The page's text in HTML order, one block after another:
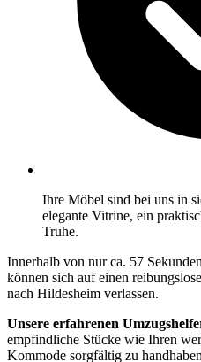
Ihre Möbel sind bei uns in
elegante Vitrine, ein
Truhe.
Innerhalb von nur ca. 57
können sich auf einen
nach Hildesheim verlassen.
Unsere erfahrenen
empfindliche Stücke wie Ihren
Kommode sorgfältig zu